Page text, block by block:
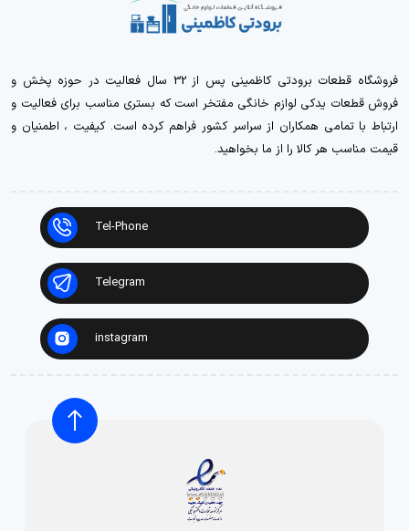
فروشگاه قطعات برودتی کاظمینی پس از 32 سال فعالیت در حوزه پخش و
فروش قطعات یدکی لوازم خانگی مفتخر است که بستری مناسب برای فعالیت و
ارتباط با تمامی همکاران از سراسر کشور فراهم کرده است. کیفیت ، اطمنیان و
قیمت مناسب هر کالا را از ما بخواهید.
Tel-Phone
Telegram
instagram